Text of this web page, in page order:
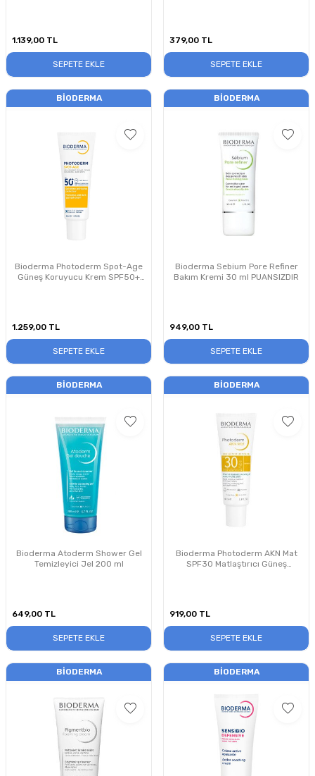
1.139,00 TL
SEPETE EKLE
379,00 TL
SEPETE EKLE
BIODERMA
Bioderma Photoderm Spot-Age
Güneş Koruyucu Krem SPF50+
1.259,00 TL
SEPETE EKLE
BIODERMA
Bioderma Sebium Pore Refiner
Bakım Kremi 30 ml PUANSIZDIR
949,00 TL
SEPETE EKLE
BIODERMA
Bioderma Atoderm Shower Gel
Temizleyici Jel 200 ml
649,00 TL
SEPETE EKLE
BIODERMA
Bioderma Photoderm AKN Mat
SPF30 Matlaştırıcı Güneş
919,00 TL
SEPETE EKLE
BIODERMA BIODERMA